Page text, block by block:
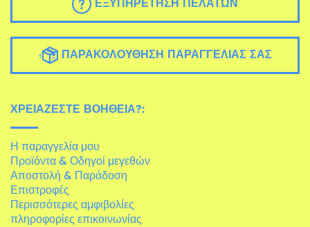
ΕΞΥΠΗΡΈΤΗΣΗ ΠΕΛΑΤΏΝ
ΠΑΡΑΚΟΛΟΎΘΗΣΗ ΠΑΡΑΓΓΕΛΊΑΣ ΣΑΣ
ΧΡΕΙΆΖΕΣΤΕ ΒΟΉΘΕΙΑ?:
Η παραγγελία μου
Προϊόντα & Οδηγοί μεγεθών
Αποστολή & Παράδοση
Επιστροφές
Περισσότερες αμφιβολίες
πληροφορίες επικοινωνίας